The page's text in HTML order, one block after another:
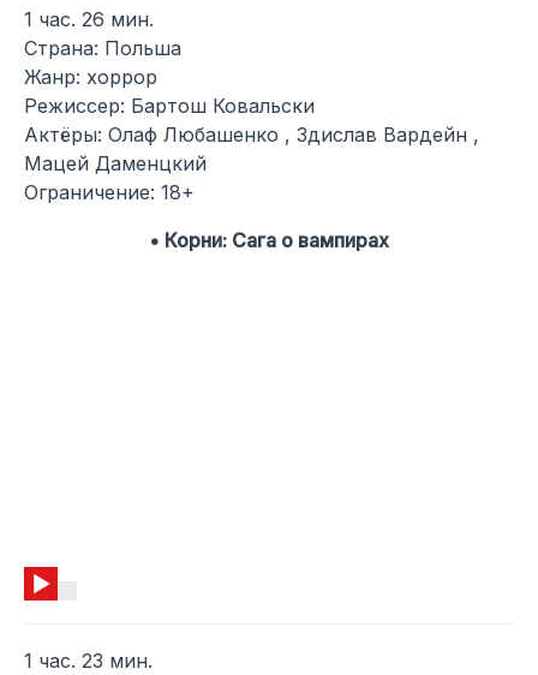
1 час. 26 мин.
Страна: Польша
Жанр: хоррор
Режиссер: Бартош Ковальски
Актёры: Олаф Любашенко , Здислав Вардейн ,
Мацей Даменцкий
Ограничение: 18+
• Корни: Сага о вампирах
1 час. 23 мин.